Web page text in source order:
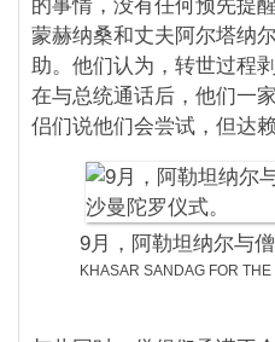
的事情，没有任何预先提
蒙赫纳桑和丈夫阿尔塔纳
助。他们认为，转世过程
在与总统通话后，他们一
侣们说他们会尝试，但达
9月，阿勒坦纳尔与
KHASAR SANDAG FOR